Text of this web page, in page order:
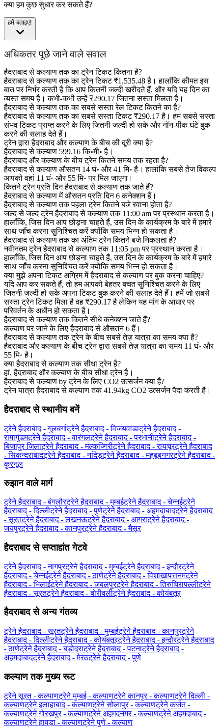
क्या हम कुछ सुधार कर सकते हैं?
हमें बताइए!
अधिकतर पूछे जाने वाले सवाल
हैदराबाद से कल्याण तक का ट्रेन टिकट कितना है?
हैदराबाद से कल्याण तक का ट्रेन टिकट ₹1,535.48 है। हालाँकि कीमत इस
बात पर निर्भर करती है कि आप कितनी जल्दी खरीदते हैं, और यदि यह दिन का
व्यस्त समय है। कभी-कभी उन्हें ₹290.17 जितना सस्ता मिलता है।
हैदराबाद से कल्याण तक का सबसे सस्ता रेल टिकट कितने का है?
हैदराबाद से कल्याण तक का सबसे सस्ता टिकट ₹290.17 है। हम सबसे सस्ता
संभव टिकट प्राप्त करने के लिए जितनी जल्दी हो सके और नॉन-पीक घंटे बुक
करने की सलाह देते हैं।
ट्रेन द्वारा हैदराबाद और कल्याण के बीच की दूरी क्या है?
हैदराबाद से कल्याण 599.16 कि॰मी॰ है।
हैदराबाद और कल्याण के बीच ट्रेन कितने समय तक रहता है?
हैदराबाद से कल्याण औसतन 14 घं॰ और 41 मि॰ है। हालांकि सबसे तेज विकल्प
आपको वहां 11 घं॰ और 55 मि॰ पर मिल जाएगा।
कितने ट्रेन प्रति दिन हैदराबाद से कल्याण तक जाते हैं?
हैदराबाद से कल्याण में औसतन प्रति दिन 6 कनेक्शन हैं।
हैदराबाद से कल्याण तक पहला ट्रेन कितने बजे रवाना होता है?
जल्द से जल्द ट्रेन हैदराबाद से कल्याण तक 11:00 am पर प्रस्थान करता है।
हालाँकि, जिस दिन आप छोड़ना चाहते हैं, उस दिन के कार्यक्रम के बारे में हमारे
साथ जाँच करना सुनिश्चित करें क्योंकि समय भिन्न हो सकता है।
हैदराबाद से कल्याण तक का अंतिम ट्रेन कितने बजे निकलता है?
नवीनतम ट्रेन हैदराबाद से कल्याण तक 11:05 pm पर प्रस्थान करता है।
हालाँकि, जिस दिन आप छोड़ना चाहते हैं, उस दिन के कार्यक्रम के बारे में हमारे
साथ जाँच करना सुनिश्चित करें क्योंकि समय भिन्न हो सकता है।
क्या मुझे अपना टिकट अग्रिम में हैदराबाद से कल्याण पर बुक करना चाहिए?
यदि आप कर सकते हैं, तो हम आपको बेहतर बचत सुनिश्चित करने के लिए
जितनी जल्दी हो सके अपना टिकट बुक करने की सलाह देते हैं। हमें जो सबसे
सस्ता ट्रेन टिकट मिला है वह ₹290.17 है लेकिन यह मांग के आधार पर
परिवर्तन के अधीन हो सकता है।
हैदराबाद से कल्याण तक कितने सीधे कनेक्शन जाते हैं?
कल्याण पर जाने के लिए हैदराबाद से औसतन 6 हैं।
हैदराबाद से कल्याण तक ट्रेन के बीच सबसे तेज़ यात्रा का समय क्या है?
हैदराबाद और कल्याण के बीच ट्रेन द्वारा सबसे तेज़ यात्रा का समय 11 घं॰ और
55 मि॰ है।
क्या हैदराबाद से कल्याण तक सीधा ट्रेन है?
हां, हैदराबाद और कल्याण के बीच सीधा ट्रेन है।
हैदराबाद से कल्याण by ट्रेन के लिए CO2 उत्सर्जन क्या हैं?
ट्रेन यात्रा हैदराबाद से कल्याण तक 41.94kg CO2 उत्सर्जन पैदा करती है।
हैदराबाद से स्थानीय बनें
ट्रेने हैदराबाद - गुलबर्गाट्रेने हैदराबाद - विजयवाडाट्रेने हैदराबाद -
रामागुंडमट्रेने हैदराबाद - वारंगलट्रेने हैदराबाद - परभानीट्रेने हैदराबाद -
बिजापुर जिलाट्रेने हैदराबाद - मल्कज्गिरीट्रेने हैदराबाद - रायचूरट्रेने हैदराबाद
- सिकन्दराबादट्रेने हैदराबाद - नांदेड़ट्रेने हैदराबाद - महबूबनगरट्रेने हैदराबाद -
कुरनूल
रुझान वाले मार्ग
ट्रेने हैदराबाद - बंगलौरट्रेने हैदराबाद - मुम्बईट्रेने हैदराबाद - चेन्नईट्रेने
हैदराबाद - दिल्लीट्रेने हैदराबाद - पुणेट्रेने हैदराबाद - अहमदाबादट्रेने हैदराबाद
- सूरतट्रेने हैदराबाद - लखनऊट्रेने हैदराबाद - आगराट्रेने हैदराबाद -
जयपुरट्रेने हैदराबाद - कानपुरट्रेने हैदराबाद - मैसूर
हैदराबाद से सप्ताहांत गेटवे
ट्रेने हैदराबाद - नागपुरट्रेने हैदराबाद - मुम्बईट्रेने हैदराबाद - इन्दौरट्रेने
हैदराबाद - चेन्नईट्रेने हैदराबाद - ठाणेट्रेने हैदराबाद - विशाखापत्तनमट्रेने
हैदराबाद - भिलाईट्रेने हैदराबाद - जबलपुरट्रेने हैदराबाद - तिरुचिरापल्लीट्रेने
हैदराबाद - सूरतट्रेने हैदराबाद - बोरीवलीट्रेने हैदराबाद - कोयंबतूर
हैदराबाद से अन्य गंतव्य
ट्रेने हैदराबाद - सूरतट्रेने हैदराबाद - मुम्बईट्रेने हैदराबाद - कानपुरट्रेने
हैदराबाद - दिल्लीट्रेने हैदराबाद - कोयंबतूरट्रेने हैदराबाद - इन्दौरट्रेने हैदराबाद
- ठाणेट्रेने हैदराबाद - बड़ोदराट्रेने हैदराबाद - पटनाट्रेने हैदराबाद -
अहमदाबादट्रेने हैदराबाद - मेरठट्रेने हैदराबाद - पुणे
कल्याण तक मुख्य रूट
ट्रेने सूरत - कल्याणट्रेने मुम्बई - कल्याणट्रेने कानपुर - कल्याणट्रेने दिल्ली -
कल्याणट्रेने इलाहाबाद - कल्याणट्रेने सोलापुर - कल्याणट्रेने कर्जत -
कल्याणट्रेने गोरखपुर - कल्याणट्रेने अहमदनगर - कल्याणट्रेने अहमदाबाद -
कल्याणट्रेने हावड़ा - कल्याणट्रेने पुणे - कल्याण